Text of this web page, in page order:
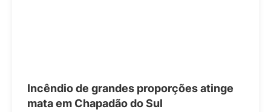
Incêndio de grandes proporções atinge
mata em Chapadão do Sul